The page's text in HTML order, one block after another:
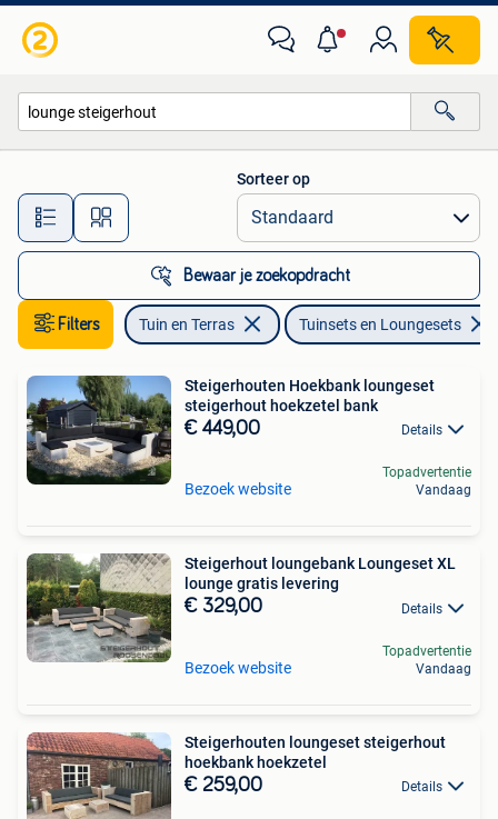
Alle afstanden…
Sorteer op
Bewaar je zoekopdracht
Filters Tuin en Terras Tuinsets en Loungesets
Steigerhouten Hoekbank loungeset
steigerhout hoekzetel bank
€ 449,00 Details
Bezoek website
Topadvertentie
Vandaag
Steigerhout loungebank Loungeset XL
lounge gratis levering
€ 329,00 Details
Bezoek website
Topadvertentie
Vandaag
Steigerhouten loungeset steigerhout
hoekbank hoekzetel
€ 259,00 Details